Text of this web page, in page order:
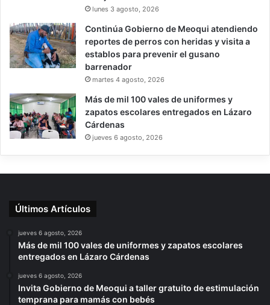
lunes 3 agosto, 2026
Continúa Gobierno de Meoqui atendiendo
reportes de perros con heridas y visita a
establos para prevenir el gusano
barrenador
martes 4 agosto, 2026
Más de mil 100 vales de uniformes y
zapatos escolares entregados en Lázaro
Cárdenas
jueves 6 agosto, 2026
Últimos Artículos
jueves 6 agosto, 2026
Más de mil 100 vales de uniformes y zapatos escolares
entregados en Lázaro Cárdenas
jueves 6 agosto, 2026
Invita Gobierno de Meoqui a taller gratuito de estimulación
temprana para mamás con bebés